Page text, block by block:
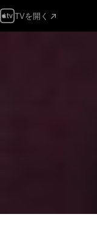
TVを開く